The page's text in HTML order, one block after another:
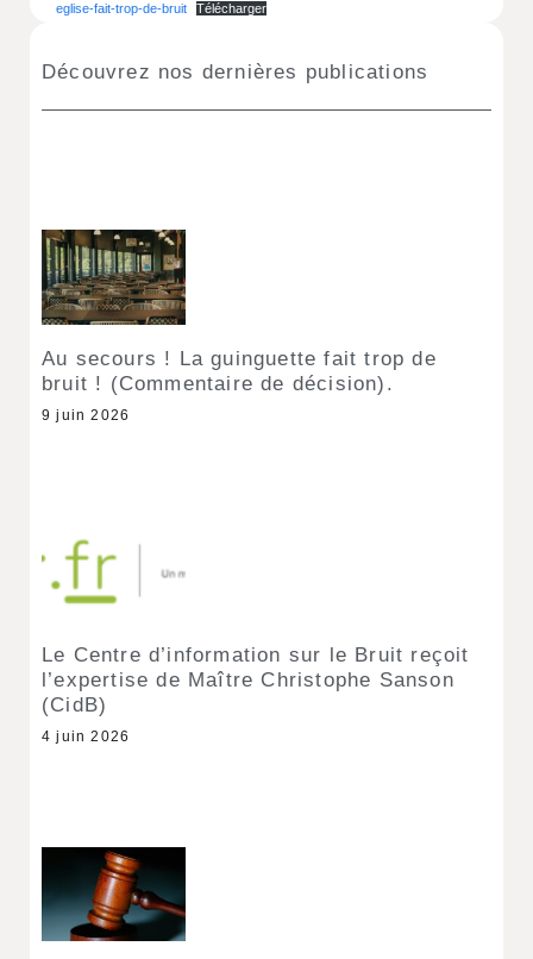
eglise-fait-trop-de-bruit
Télécharger
Découvrez nos dernières publications
Au secours ! La guinguette fait trop de
bruit ! (Commentaire de décision).
9 juin 2026
Le Centre d’information sur le Bruit reçoit
l’expertise de Maître Christophe Sanson
(CidB)
4 juin 2026